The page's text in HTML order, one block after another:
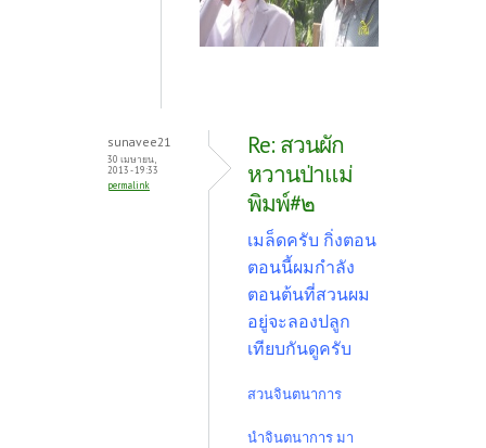
sunavee21
30 เมษายน,
2013 - 19:33
permalink
Re: สวนผัก
หวานป่าแม่
พิมพ์#๒
เมล็ดครับ กิ่งตอน
ตอนนี้ผมกำลัง
ตอนต้นที่สวนผม
อยู่จะลองปลูก
เทียบกันดูครับ
สวนจินตนาการ
นำจินตนาการ มา